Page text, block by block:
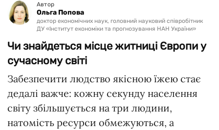
Автор
Ольга Попова
доктор економічних наук, головний науковий співробітник
ДУ «Інститут економіки та прогнозування НАН України»
Чи знайдеться місце житниці Європи у
сучасному світі
Забезпечити людство якісною їжею стає
дедалі важче: кожну секунду населення
світу збільшується на три людини,
натомість ресурси обмежуються, а